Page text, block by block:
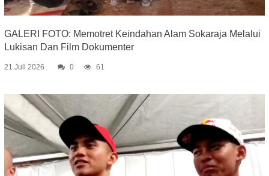
GALERI FOTO: Memotret Keindahan Alam Sokaraja Melalui
Lukisan Dan Film Dokumenter
21 Juli 2026 0 61